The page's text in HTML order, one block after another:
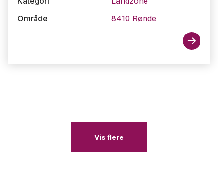
Område
8410 Rønde
Vis flere